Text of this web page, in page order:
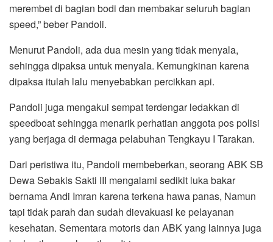
merembet di bagian bodi dan membakar seluruh bagian
speed,” beber Pandoli.
Menurut Pandoli, ada dua mesin yang tidak menyala,
sehingga dipaksa untuk menyala. Kemungkinan karena
dipaksa itulah lalu menyebabkan percikkan api.
Pandoli juga mengakui sempat terdengar ledakkan di
speedboat sehingga menarik perhatian anggota pos polisi
yang berjaga di dermaga pelabuhan Tengkayu I Tarakan.
Dari peristiwa itu, Pandoli membeberkan, seorang ABK SB
Dewa Sebakis Sakti III mengalami sedikit luka bakar
bernama Andi Imran karena terkena hawa panas, Namun
tapi tidak parah dan sudah dievakuasi ke pelayanan
kesehatan. Sementara motoris dan ABK yang lainnya juga